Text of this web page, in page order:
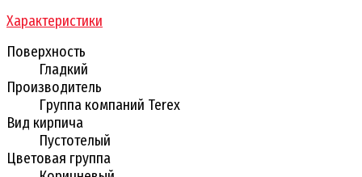
Характеристики
Поверхность
Гладкий
Производитель
Группа компаний Terex
Вид кирпича
Пустотелый
Цветовая группа